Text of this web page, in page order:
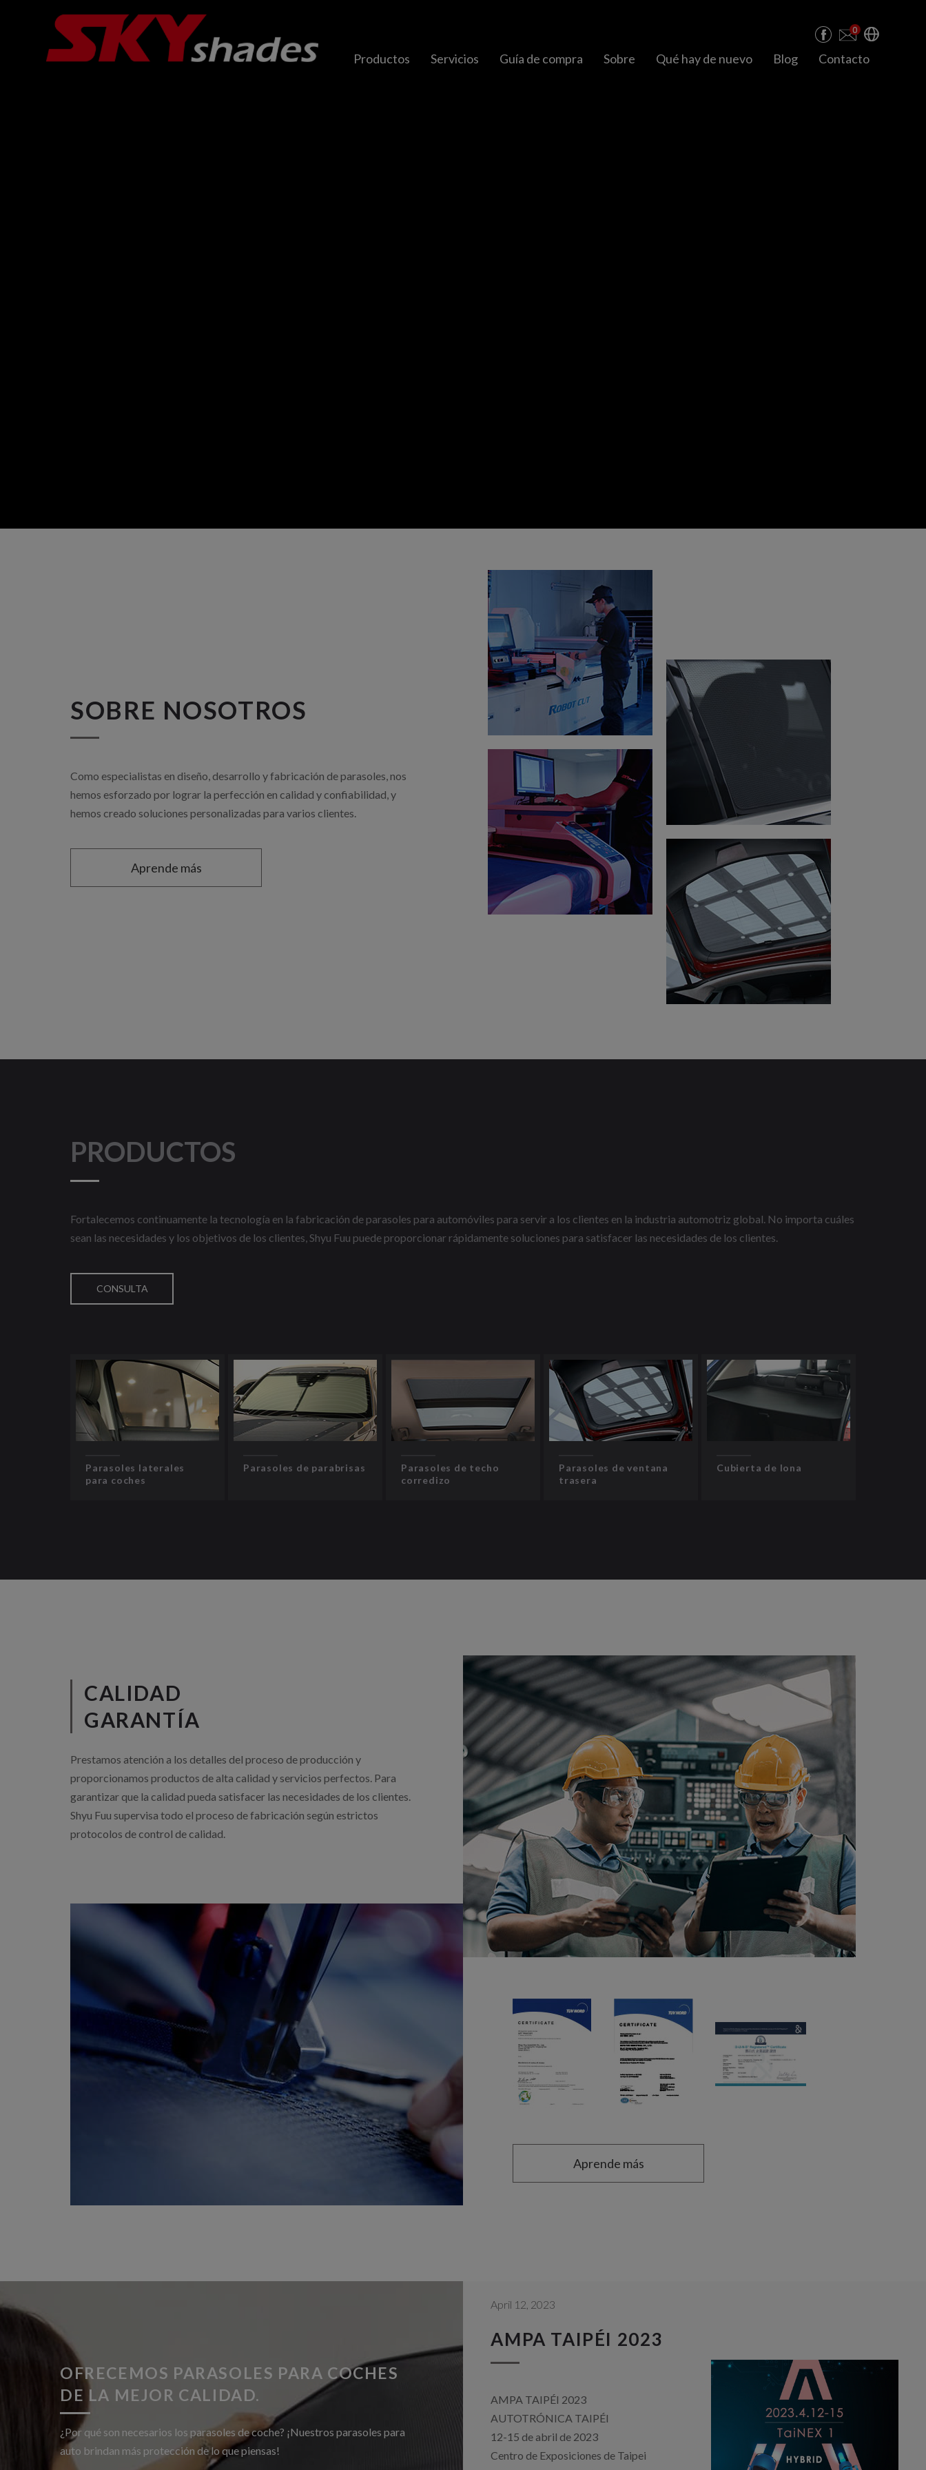
0
Productos Servicios Guía de compra Sobre Qué hay de nuevo Blog Contacto
SOBRE NOSOTROS
Como especialistas en diseño, desarrollo y fabricación de parasoles, nos
hemos esforzado por lograr la perfección en calidad y confiabilidad, y
hemos creado soluciones personalizadas para varios clientes.
Aprende más
PRODUCTOS
Fortalecemos continuamente la tecnología en la fabricación de parasoles para automóviles para servir a los clientes en la industria automotriz global. No importa cuáles
sean las necesidades y los objetivos de los clientes, Shyu Fuu puede proporcionar rápidamente soluciones para satisfacer las necesidades de los clientes.
CONSULTA
Parasoles laterales
para coches
Parasoles de parabrisas
Parasoles de techo
corredizo
Parasoles de ventana
trasera
Cubierta de lona
CALIDAD
GARANTÍA
Prestamos atención a los detalles del proceso de producción y
proporcionamos productos de alta calidad y servicios perfectos. Para
garantizar que la calidad pueda satisfacer las necesidades de los clientes.
Shyu Fuu supervisa todo el proceso de fabricación según estrictos
protocolos de control de calidad.
Aprende más
OFRECEMOS PARASOLES PARA COCHES
DE LA MEJOR CALIDAD.
¿Por qué son necesarios los parasoles de coche? ¡Nuestros parasoles para
auto brindan más protección de lo que piensas!
April 12, 2023
AMPA TAIPÉI 2023
AMPA TAIPÉI 2023
AUTOTRÓNICA TAIPÉI
12-15 de abril de 2023
Centro de Exposiciones de Taipei